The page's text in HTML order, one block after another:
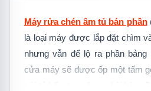
Máy rửa chén âm tủ bán phần
là loại máy được lắp đặt chìm
nhưng vẫn để lộ ra phần bảng
cửa máy sẽ được ốp một tấm